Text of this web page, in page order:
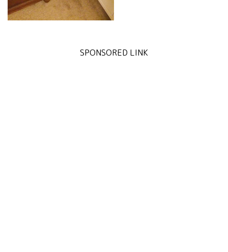
SPONSORED LINK